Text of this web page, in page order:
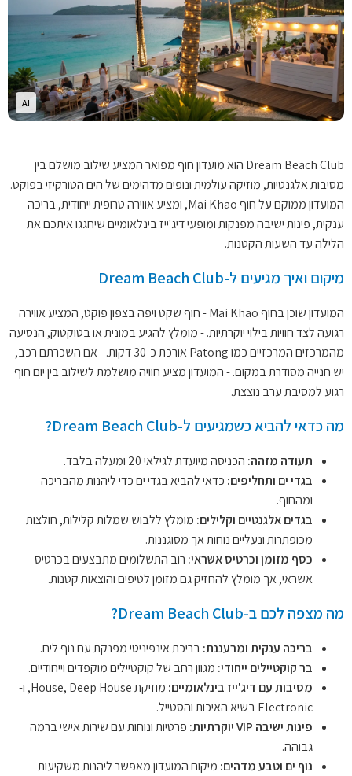
AI
Dream Beach Club הוא מועדון חוף מפואר המציע שילוב מושלם בין
מסיבות אלגנטיות, מוזיקה עולמית ונופים מדהימים של הים הטורקיזי בפוקט.
המועדון ממוקם על חוף Mai Khao, ומציע אווירה טרופית ייחודית, בריכה
ענקית, פינות ישיבה מפנקות ומופעי דיג'ייז בינלאומיים שיחגגו איתכם את
הלילה עד השעות הקטנות.
מיקום ואיך מגיעים ל-Dream Beach Club
המועדון שוכן בחוף Mai Khao - חוף שקט ויפה בצפון פוקט, המציע אווירה
רגועה לצד חוויות בילוי יוקרתיות. - מומלץ להגיע במונית או בטוקטוק, הנסיעה
מהמרכזים המרכזיים כמו Patong אורכת כ-30 דקות. - אם השכרתם רכב,
יש חנייה מסודרת במקום. - המועדון מציע חוויה מושלמת לשילוב בין יום חוף
רגוע למסיבת ערב נוצצת.
מה כדאי להביא כשמגיעים ל-Dream Beach Club?
תעודה מזהה: הכניסה מיועדת לגילאי 20 ומעלה בלבד.
בגדי ים ותחליפים: כדאי להביא בגדי ים כדי ליהנות מהבריכה
ומהחוף.
בגדים אלגנטיים וקלילים: מומלץ ללבוש שמלות קלילות, חולצות
מכופתרות ונעליים נוחות אך מסוגננות.
כסף מזומן וכרטיס אשראי: רוב התשלומים מתבצעים בכרטיס
אשראי, אך מומלץ להחזיק גם מזומן לטיפים והוצאות קטנות.
מה מצפה לכם ב-Dream Beach Club?
בריכה ענקית ומרעננת:בריכת אינפיניטי מפנקת עם נוף לים.
בר קוקטיילים ייחודי: מגוון רחב של קוקטיילים מוקפדים וייחודיים.
מסיבות עם דיג'ייז בינלאומיים:
מוזיקת House, Deep House, ו-
Electronic בשיא האיכות והסטייל.
פינות ישיבה VIP יוקרתיות:
פרטיות ונוחות עם שירות אישי ברמה
גבוהה.
נוף ים וטבע מדהים: מיקום המועדון מאפשר ליהנות משקיעות